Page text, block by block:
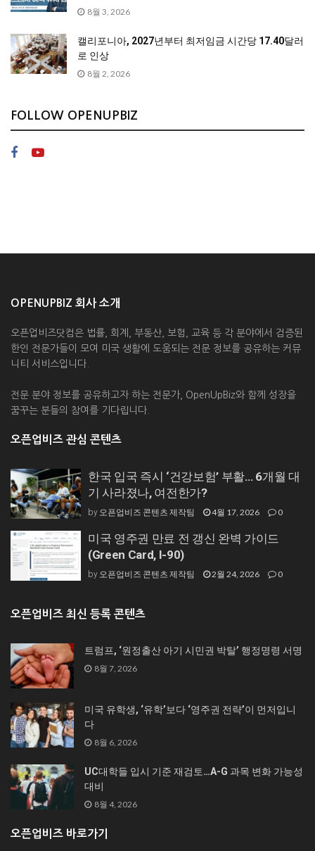
8월 3, 2026
캘리포니아, 2027년부터 최저임금 시간당 17.40달러
로 인상
8월 2, 2026
FOLLOW OPENUPBIZ
OPENUPBIZ 회사 소개
오픈업비즈닷컴은 법률, 회계, 부동산, 보험, 교육 등 각 분야에서 검증된
한인 전문가들이 모여 미국 생활에 도움되는 전문 정보를 공유하는 커뮤
니티 서비스입니다.
전문 분야 정보를 공유하고자 하는 전문가, OpenUpBiz와 함께 성장을
꿈꾸는 분들의 참여를 기다립니다.
오픈업비즈 관심 콘텐츠
한국 입국 즉시 ‘건강보험’ 부활… 6개월 대
기 사라졌나, 여전한가?
by 오픈업비즈 콘텐츠 제작팀 4월 17, 2026 0
미국 영주권 만료 전 갱신 완벽 가이드
(Green Card, I-90)
by 오픈업비즈 콘텐츠 제작팀 2월 24, 2026 0
오픈업비즈 최신 등록 콘텐츠
트럼프, ‘원정출산 아기 시민권 박탈’ 행정명령 서명
8월 7, 2026
미국 유학생, ‘유학’보다 ‘영주권 전략’이 먼저입니
다
8월 6, 2026
UC대학들 입시 기준 재검토…A-G 과목 변화 가능성
대비
8월 4, 2026
오픈업비즈 바로가기